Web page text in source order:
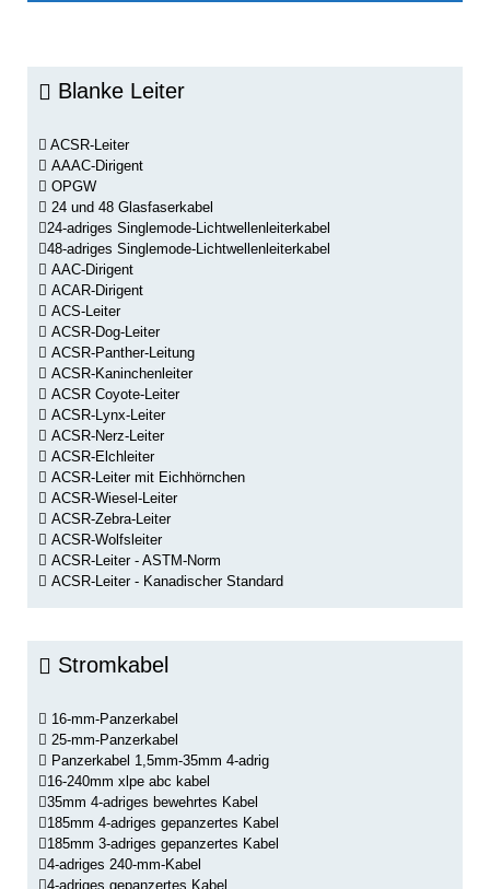
Blanke Leiter
ACSR-Leiter
AAAC-Dirigent
OPGW
24 und 48 Glasfaserkabel
24-adriges Singlemode-Lichtwellenleiterkabel
48-adriges Singlemode-Lichtwellenleiterkabel
AAC-Dirigent
ACAR-Dirigent
ACS-Leiter
ACSR-Dog-Leiter
ACSR-Panther-Leitung
ACSR-Kaninchenleiter
ACSR Coyote-Leiter
ACSR-Lynx-Leiter
ACSR-Nerz-Leiter
ACSR-Elchleiter
ACSR-Leiter mit Eichhörnchen
ACSR-Wiesel-Leiter
ACSR-Zebra-Leiter
ACSR-Wolfsleiter
ACSR-Leiter - ASTM-Norm
ACSR-Leiter - Kanadischer Standard
Stromkabel
16-mm-Panzerkabel
25-mm-Panzerkabel
Panzerkabel 1,5mm-35mm 4-adrig
16-240mm xlpe abc kabel
35mm 4-adriges bewehrtes Kabel
185mm 4-adriges gepanzertes Kabel
185mm 3-adriges gepanzertes Kabel
4-adriges 240-mm-Kabel
4-adriges gepanzertes Kabel